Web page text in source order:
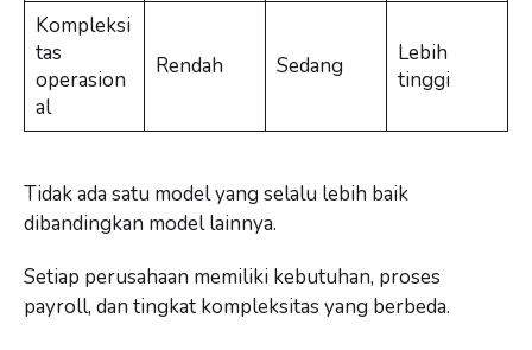
Kompleksi
tas
operasion
al
Rendah Sedang
Lebih
tinggi
Tidak ada satu model yang selalu lebih baik
dibandingkan model lainnya.
Setiap perusahaan memiliki kebutuhan, proses
payroll, dan tingkat kompleksitas yang berbeda.